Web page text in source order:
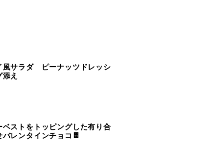
風サラダ ピーナッツドレッシ
え
ベストをトッピングした有り合
バレンタインチョコ🍫